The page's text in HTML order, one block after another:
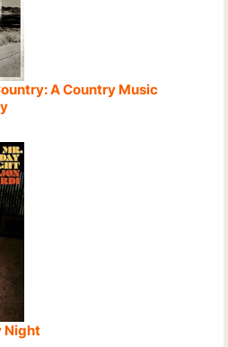
A Country Music
Night